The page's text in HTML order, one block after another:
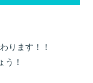
ります！！
う！